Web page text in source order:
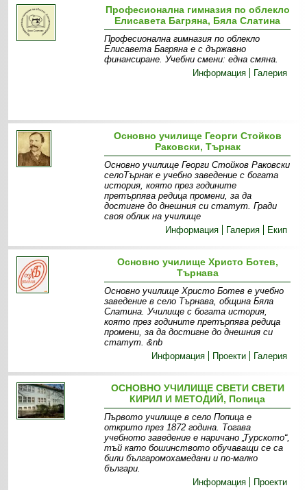
Професионална гимназия по облекло
Елисавета Багряна, Бяла Слатина
Професионална гимназия по облекло
Елисавета Багряна е с държавно
финансиране. Учебни смени: една смяна.
Информация
Галерия
Основно училище Георги Стойков
Раковски, Търнак
Основно училище Георги Стойков Раковски
селоТърнак е учебно заведение с богата
история, която през годините
претърпява редица промени, за да
достигне до днешния си статут. Гради
своя облик на училище
Информация
Галерия Екип
Основно училище Христо Ботев,
Търнава
Основно училище Христо Ботев е учебно
заведение в село Търнава, община Бяла
Слатина. Училище с богата история,
която през годините претърпява редица
промени, за да достигне до днешния си
статут. &nb
Информация
Проекти Галерия
ОСНОВНО УЧИЛИЩЕ СВЕТИ СВЕТИ
КИРИЛ И МЕТОДИЙ, Попица
Първото училище в село Попица е
открито през 1872 година. Тогава
учебното заведение е наричано „Турското“,
тъй като бошинството обучаващи се са
били българомохамедани и по-малко
българи.
Информация
Проекти